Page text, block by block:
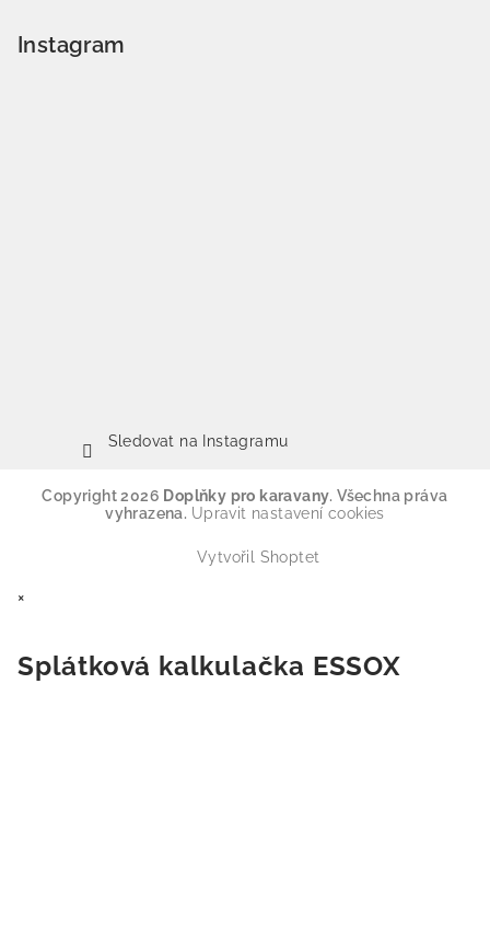
Instagram
Sledovat na Instagramu
Copyright 2026 Doplňky pro karavany. Všechna práva
vyhrazena. Upravit nastavení cookies
Vytvořil Shoptet
×
Splátková kalkulačka ESSOX